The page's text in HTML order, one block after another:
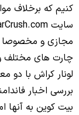
کنیم که برخلاف
مجازی و مخصوصا
چارت های مختلف و
لونار کراش با دو
بررسی اخبار
بیت کوین به آنها